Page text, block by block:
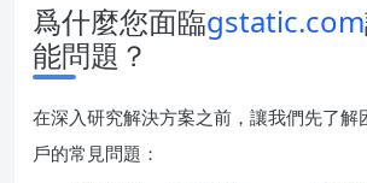
爲什麼您面臨gstatic.com
能問題？
在深入研究解決方案之前，讓我們先了解
戶的常見問題：